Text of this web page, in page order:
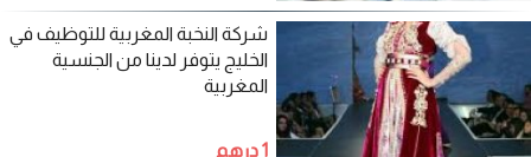
شركة النخبة المغربية للتوظيف في
الخليج يتوفر لدينا من الجنسية
المغربية
1 درهم